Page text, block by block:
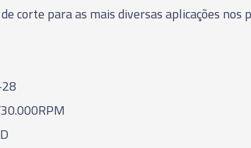
corte para as mais diversas aplicações nos